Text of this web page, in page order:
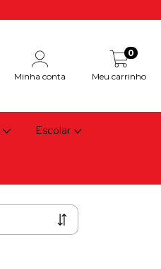
Minha conta Meu carrinho
0
Escolar